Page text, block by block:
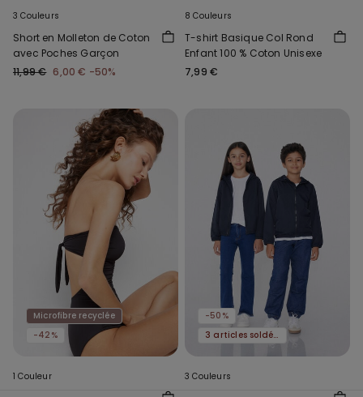
3 Couleurs
Short en Molleton de Coton
avec Poches Garçon
11,99 € 6,00 € -50%
8 Couleurs
T-shirt Basique Col Rond
Enfant 100 % Coton Unisexe
7,99 €
Microfibre recyclée
-42%
1 Couleur
-50%
3 articles soldés, -70 %
3 Couleurs